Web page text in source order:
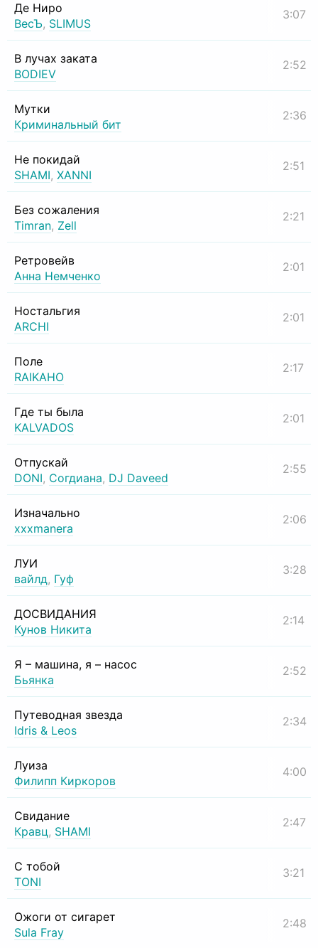
Де Ниро
ВесЪ, SLIMUS
3:07
В лучах заката
BODIEV
2:52
Мутки
Криминальный бит
2:36
Не покидай
SHAMI, XANNI
2:51
Без сожаления
Timran, Zell
2:21
Ретровейв
Анна Немченко
2:01
Ностальгия
ARCHI
2:01
Поле
RAIKAHO
2:17
Где ты была
KALVADOS
2:01
Отпускай
DONI, Согдиана, DJ Daveed
2:55
Изначально
xxxmanera
2:06
ЛУИ
вайлд, Гуф
3:28
ДОСВИДАНИЯ
Кунов Никита
2:14
Я – машина, я – насос
Бьянка
2:52
Путеводная звезда
Idris & Leos
2:34
Луиза
Филипп Киркоров
4:00
Свидание
Кравц, SHAMI
2:47
С тобой
TONI
3:21
Ожоги от сигарет
Sula Fray
2:48